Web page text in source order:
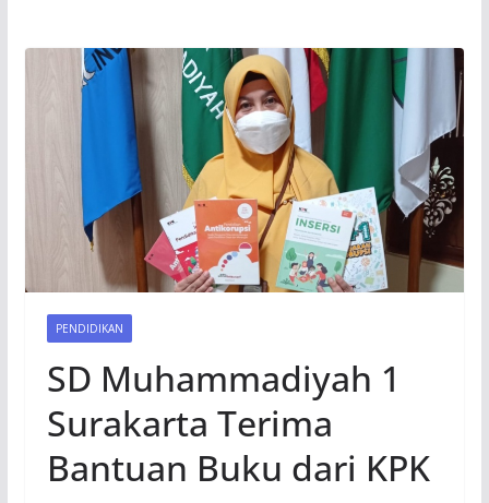
PENDIDIKAN
SD Muhammadiyah 1
Surakarta Terima
Bantuan Buku dari KPK